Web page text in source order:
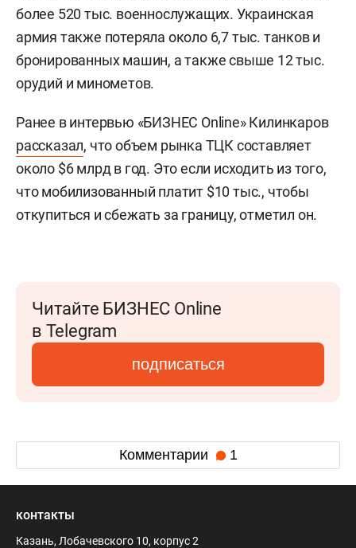
более 520 тыс. военнослужащих. Украинская
армия также потеряла около 6,7 тыс. танков и
бронированных машин, а также свыше 12 тыс.
орудий и минометов.
Ранее в интервью «БИЗНЕС Online» Килинкаров
рассказал, что объем рынка ТЦК составляет
около $6 млрд в год. Это если исходить из того,
что мобилизованный платит $10 тыс., чтобы
откупиться и сбежать за границу, отметил он.
Читайте БИЗНЕС Online
в Telegram
подписаться
Комментарии 1
контакты
Казань, Лобачевского 10, корпус 2